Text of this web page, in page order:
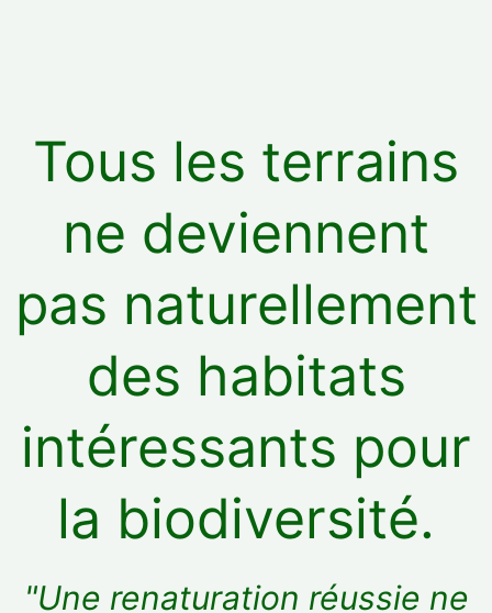
Tous les terrains
ne deviennent
pas naturellement
des habitats
intéressants pour
la biodiversité.
"Une renaturation réussie ne